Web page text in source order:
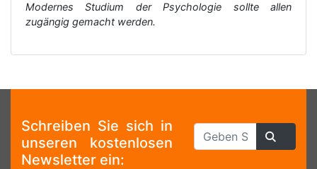
Modernes Studium der Psychologie sollte allen
zugängig gemacht werden.
Schreiben Sie sich in
unseren kostenlosen
Newsletter ein: